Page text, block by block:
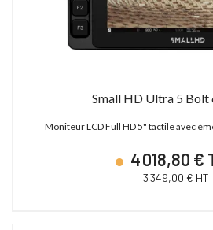
Small HD Ultra 5 Bolt
Moniteur LCD Full HD 5" tactile avec
4 018,80 €
3 349,00 € HT